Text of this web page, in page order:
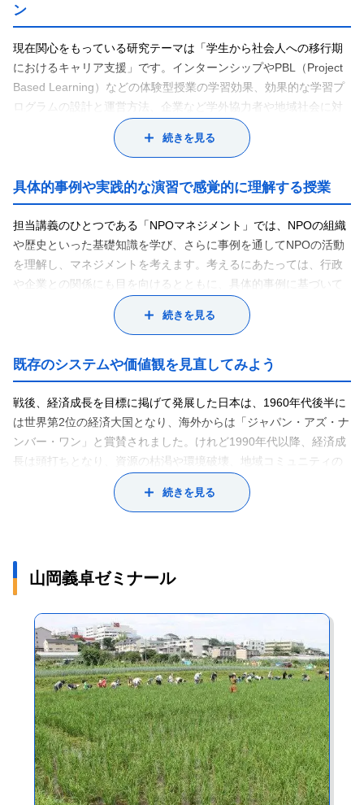
ン
現在関心をもっている研究テーマは「学生から社会人への移行期
におけるキャリア支援」です。インターンシップやPBL（Project
Based Learning）などの体験型授業の学習効果、効果的な学習プ
ログラムの設計と運営方法、企業など学外協力者や地域社会に対
する意義などについて研究しています。また、こうした授業やプ
ロジェクトが地域課題の解決につながることも期待できるため、
実践を通じた検証を行っています。
大学で化学を学び、卒業後は食品メーカーの研究開発部門で商品
開発に関する仕事をしていました。その後、中小企業の事業支援
を行う社団法人で、企業の人材確保および人材育成支援に携わ
り、学生のインターンシップの仲立ちなどを行っているうち、学
生へのキャリア支援等について専門的に学んでみたいと思うよう
になりました。社会人大学院のキャリアデザイン学専攻で学際的
に学び、基本的な知識ももちろん身に付きましたが、なにより“ど
うに思います。
その後、大学の地域連携活動のコーディネートなどに携わり、地
域の中小企業の方々と接する機会が多くなりました。その土地に
根ざし、地域の特色を生かしたさまざまな仕事に従事している皆
さんの話を聞いていると、地域の中小企業の魅力は、地域社会と
のつながりから生まれているということがわかります。このネッ
トワークに大学がからめば、これまであまり交流がなかった学生
と地域社会に結びつきが生まれます。そして、若い感性を必要と
している地域社会にとっては学生がカンフル剤となり、一方学生
経験や、大学院で学んだことをフル活用し、大学と地域社会の連
携を進めていきたいと考えています。
続きを見る
具体的事例や実践的な演習で感覚的に理解する授業
担当講義のひとつである「NPOマネジメント」では、NPOの組織
や歴史といった基礎知識を学び、さらに事例を通してNPOの活動
を理解し、マネジメントを考えます。考えるにあたっては、行政
や企業との関係にも目を向けるとともに、具体的事例に基づいて
考察します。具体的事例を参照することで、民間非営利セクター
の意義や重要性の高まりを感覚的に理解してもらいたいと考えて
「マネジメントプログラム」では、大学近隣の企業やNPO等と連
携し、プロジェクト形式で課題に取り組みます。企業やNPO等か
らの課題に対し、実施計画作成、情報収集、課題解決の実施、評
価、報告まで一連のプロセスを経験します。実社会の課題に取り
組むため、授業時間外に学外活動を行うこともありますが、こう
いった活動を通して、実社会で求められる能力を身に付けること
ができます。また、ふだんなかなか知ることのできない横浜や神
奈川の産業や、地域特性について理解を深める機会にもなるでし
続きを見る
既存のシステムや価値観を見直してみよう
戦後、経済成長を目標に掲げて発展した日本は、1960年代後半に
は世界第2位の経済大国となり、海外からは「ジャパン・アズ・ナ
ンバー・ワン」と賞賛されました。けれど1990年代以降、経済成
長は頭打ちとなり、資源の枯渇や環境破壊、地域コミュニティの
崩壊、働く人のメンタルヘルス、原発事故など、経済最優先時代
の価値観を見直さざるを得ない課題が頻出しています。このよう
皆さんは近い将来、社会に出ていきます。その際、現状の社会シ
ステムや既存の価値観に自分を合わせるだけではなく、世の中で
起きているさまざまな出来事に目を向け、これから社会がどのよ
うになっていくかを見極めると同時に、自分たちや後に続く世代
にとって望ましい社会を自ら構想し、その実現を目指して行動し
てほしいと思います。とはいえ、学生のうちはまだあまりピンと
こないかもしれません。まずは身近なところに目を向け、「あ
れ、これ、おかしくない？」と感じることがあったら、なぜそう
なっているのか、このままでいいのか、あるべき姿はどんな姿
か、それに対して自分は何ができるか、といったことを考えてみ
てください。一人ひとりのそんな小さな積み重ねが、世の中を変
えていくはずです。ぜひ、世界に誇れる豊かな新しい社会を共に
創っていきましょう。とてもわくわくすることだと思いません
続きを見る
山岡義卓ゼミナール